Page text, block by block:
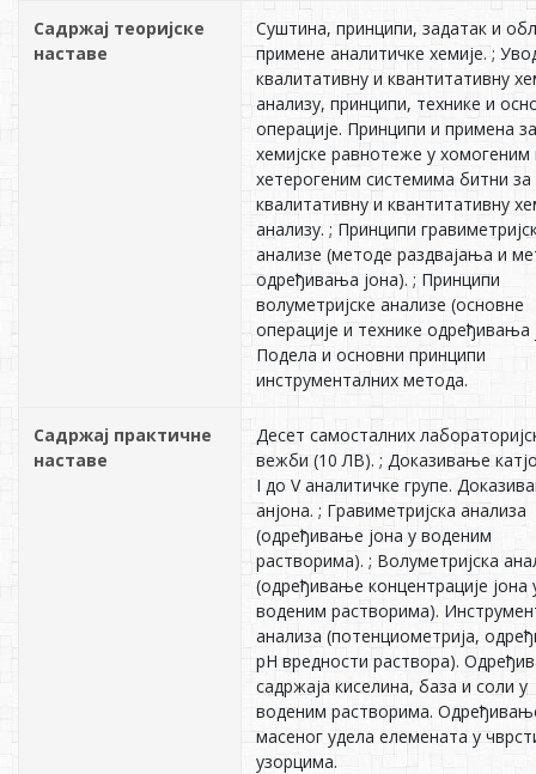
Садржај теоријске
наставе
Суштина, принципи, задатак и
примене аналитичке хемије. ;
квалитативну и квантитативну
анализу, принципи, технике и
операције. Принципи и примена
хемијске равнотеже у хомогеним
хетерогеним системима битни за
квалитативну и квантитативну
анализу. ; Принципи
анализе (методе раздвајања и
одређивања јона). ; Принципи
волуметријске анализе (основне
операције и технике одређивања
Подела и основни принципи
инструменталних метода.
Садржај практичне
наставе
Десет самосталних
вежби (10 ЛВ). ; Доказивање
I до V аналитичке групе.
анјона. ; Гравиметријска анализа
(одређивање јона у воденим
растворима). ; Волуметријска
(одређивање концентрације јона
воденим растворима).
анализа (потенциометрија,
pH вредности раствора).
садржаја киселина, база и соли у
воденим растворима.
масеног удела елемената у
узорцима.